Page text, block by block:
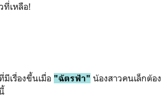
ที่เหลือ!
เรื่องขึ้นเมื่อ "ฉัตรฟ้า" น้องสาวคนเล็กต้อง